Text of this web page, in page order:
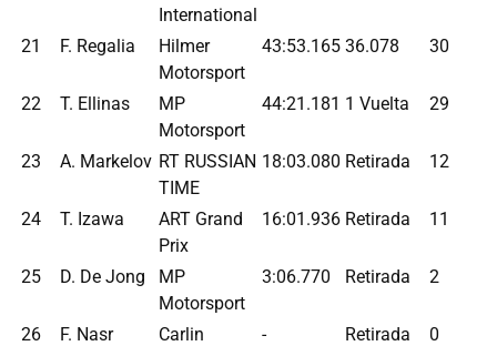
International
21 F. Regalia
Hilmer
Motorsport
43:53.165 36.078 30
22 T. Ellinas
MP
Motorsport
44:21.181 1 Vuelta 29
23 A. Markelov RT RUSSIAN
TIME
18:03.080 Retirada 12
24 T. Izawa
ART Grand
Prix
16:01.936 Retirada 11
25 D. De Jong
MP
Motorsport
3:06.770 Retirada 2
26 F. Nasr Carlin - Retirada 0